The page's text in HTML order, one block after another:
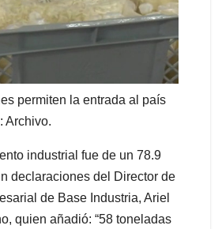
permiten la entrada al país
Archivo.
industrial fue de un 78.9
declaraciones del Director de
de Base Industria, Ariel
quien añadió: “58 toneladas